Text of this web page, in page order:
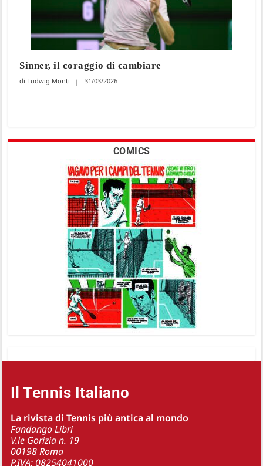
Sinner, il coraggio di cambiare
Ludwig Monti 31/03/2026
COMICS
Il Tennis Italiano
La rivista di Tennis più antica al mondo
Fandango Libri
V.le Gorizia n. 19
00198 Roma
P.IVA: 08254041000